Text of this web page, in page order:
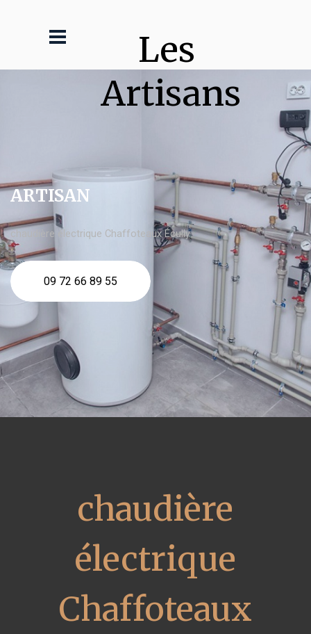
Les
Artisans
ARTISAN
chaudière électrique Chaffoteaux Écully
09 72 66 89 55
chaudière
électrique
Chaffoteaux